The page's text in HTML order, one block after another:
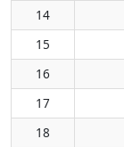
14
15
16
17
18